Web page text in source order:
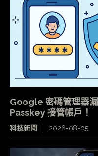
Google 密碼管理器
Passkey 接管帳戶！
科技新聞 2026-08-05